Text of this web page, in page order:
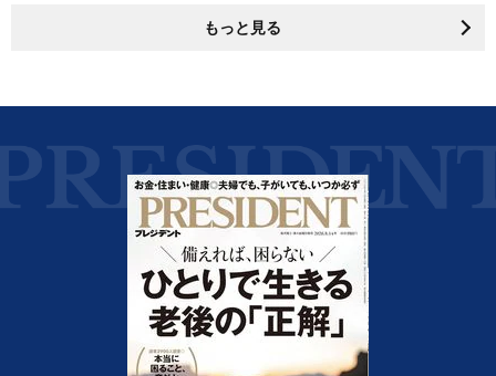
もっと見る